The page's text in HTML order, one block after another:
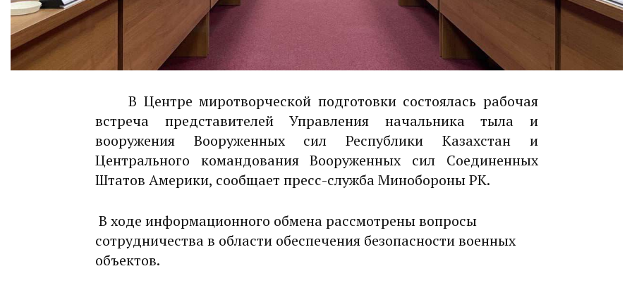
В Центре миротворческой подготовки состоялась рабочая
встреча представителей Управления начальника тыла и
вооружения Вооруженных сил Республики Казахстан и
Центрального командования Вооруженных сил Соединенных
Штатов Америки, сообщает пресс-служба Минобороны РК.
В ходе информационного обмена рассмотрены вопросы
сотрудничества в области обеспечения безопасности военных
объектов.